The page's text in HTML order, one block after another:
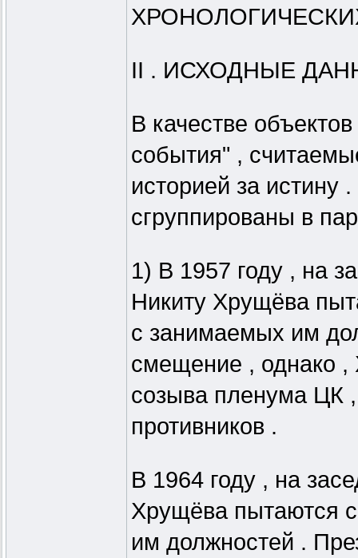
ХРОНОЛОГИЧЕСКИХ
II . ИСХОДНЫЕ
В качестве
события" ,
историей за истину
сгруппированы в
1) В 1957 году , на
Никиту Хрущёва
с занимаемых им
смещение , однако ,
созыва пленума ЦК
противников .
В 1964 году , на
Хрущёва пытаются
им должностей .